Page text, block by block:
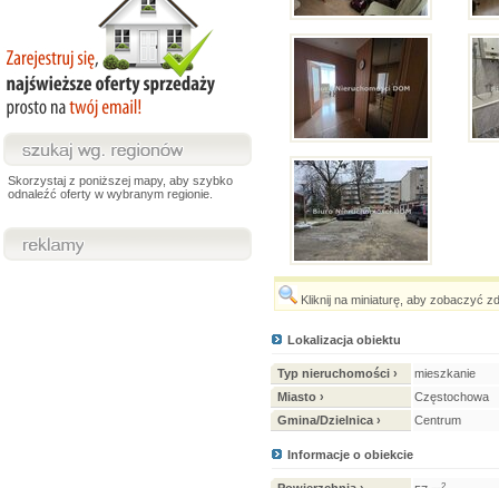
Skorzystaj z poniższej mapy, aby szybko
odnaleźć oferty w wybranym regionie.
Kliknij na miniaturę, aby zobaczyć
Lokalizacja obiektu
Typ nieruchomości ›
mieszkanie
Miasto ›
Częstochowa
Gmina/Dzielnica ›
Centrum
Informacje o obiekcie